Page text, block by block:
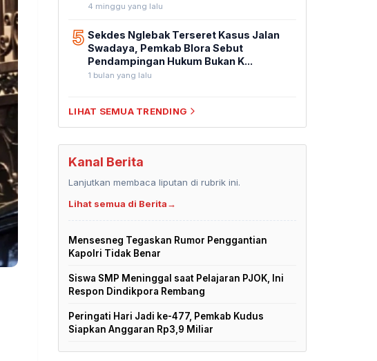
4 minggu yang lalu
5 Sekdes Nglebak Terseret Kasus Jalan
Swadaya, Pemkab Blora Sebut
Pendampingan Hukum Bukan K...
1 bulan yang lalu
LIHAT SEMUA TRENDING
Kanal Berita
Lanjutkan membaca liputan di rubrik ini.
Lihat semua di Berita→
Mensesneg Tegaskan Rumor Penggantian
Kapolri Tidak Benar
Siswa SMP Meninggal saat Pelajaran PJOK, Ini
Respon Dindikpora Rembang
Peringati Hari Jadi ke-477, Pemkab Kudus
Siapkan Anggaran Rp3,9 Miliar